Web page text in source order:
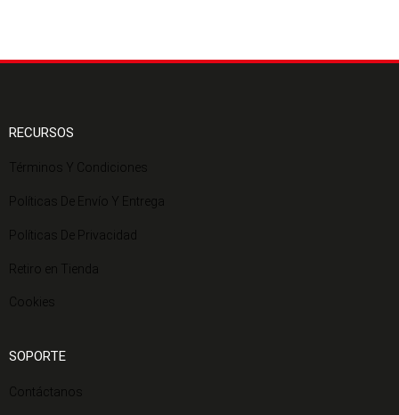
RECURSOS
Términos Y Condiciones
Políticas De Envío Y Entrega
Políticas De Privacidad
Retiro en Tienda
Cookies
SOPORTE
Contáctanos